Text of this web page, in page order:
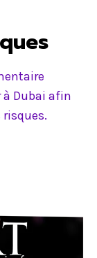
Dubai afin